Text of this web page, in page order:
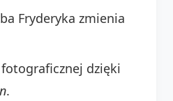
Fryderyka zmienia
dzięki
.